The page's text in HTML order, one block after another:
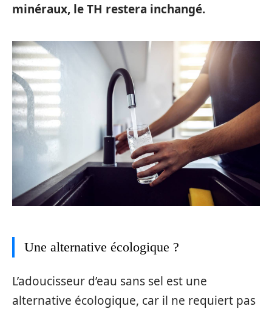
minéraux, le TH restera inchangé.
Une alternative écologique ?
L’adoucisseur d’eau sans sel est une
alternative écologique, car il ne requiert pas